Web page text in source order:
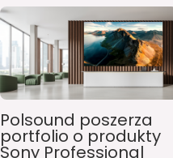
Polsound poszerza
portfolio o produkty
Sony Professional